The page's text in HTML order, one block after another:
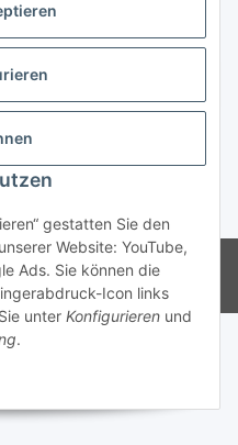
gestatten Sie den
Website: YouTube,
Ads. Sie können die
Icon links
unter Konfigurieren und
.
-
Alle Angebote richten
Fachhändler